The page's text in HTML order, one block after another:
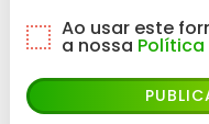
Ao usar este
a nossa Política